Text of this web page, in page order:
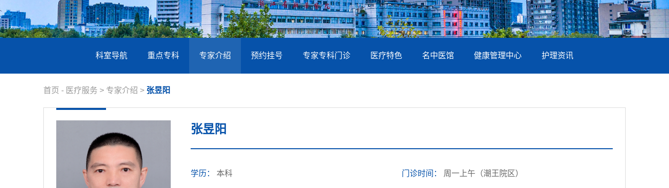
科室导航 重点专科 专家介绍 预约挂号 专家专科门诊 医疗特色 名中医馆 健康管理中心 护理资讯
首页 - 医疗服务 > 专家介绍 > 张昱阳
张昱阳
学历： 本科 门诊时间： 周一上午（潮王院区）